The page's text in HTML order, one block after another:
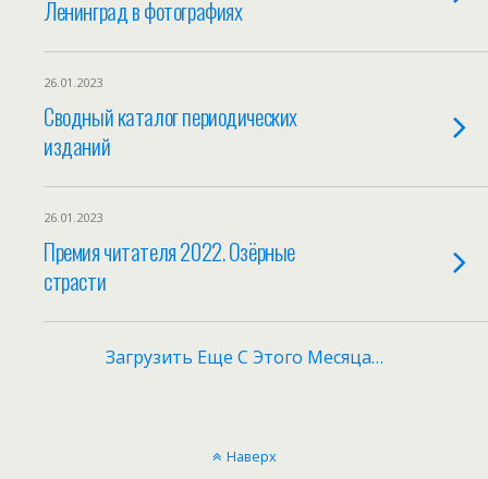
Ленинград в фотографиях
26.01.2023
Сводный каталог периодических
изданий
26.01.2023
Премия читателя 2022. Озёрные
страсти
Загрузить Еще С Этого Месяца…
Наверх